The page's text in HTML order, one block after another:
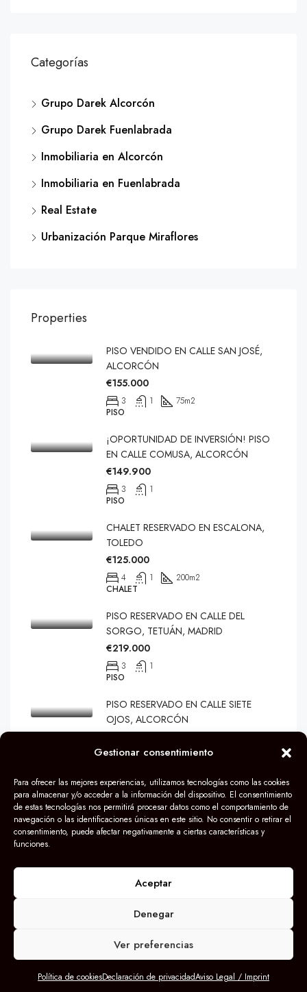
Gestionar consentimiento
Para ofrecer las mejores experiencias, utilizamos tecnologías como las cookies
para almacenar y/o acceder a la información del dispositivo. El consentimiento
de estas tecnologías nos permitirá procesar datos como el comportamiento de
navegación o las identificaciones únicas en este sitio. No consentir o retirar el
consentimiento, puede afectar negativamente a ciertas características y
funciones.
Aceptar
Denegar
Ver preferencias
Política de cookiesDeclaración de privacidadAviso Legal / Imprint
Categorías
Grupo Darek Alcorcón
Grupo Darek Fuenlabrada
Inmobiliaria en Alcorcón
Inmobiliaria en Fuenlabrada
Real Estate
Urbanización Parque Miraflores
Properties
PISO VENDIDO EN CALLE SAN JOSÉ,
ALCORCÓN
€155.000
3 1 75m2
PISO
¡OPORTUNIDAD DE INVERSIÓN! PISO
EN CALLE COMUSA, ALCORCÓN
€149.900
3
1
PISO
CHALET RESERVADO EN ESCALONA,
TOLEDO
€125.000
4 1 200m2
CHALET
PISO RESERVADO EN CALLE DEL
SORGO, TETUÁN, MADRID
€219.000
3
1
PISO
PISO RESERVADO EN CALLE SIETE
OJOS, ALCORCÓN
3 1 80m2